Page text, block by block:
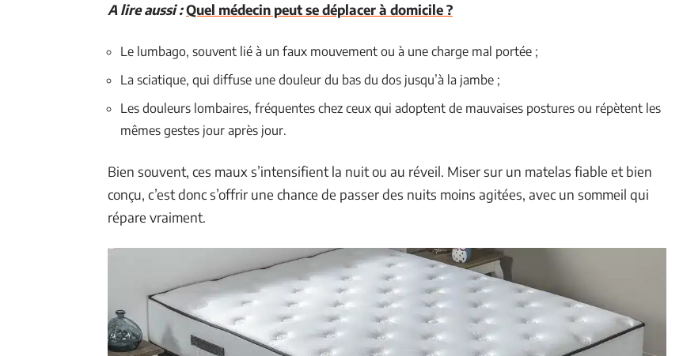
A lire aussi :Quel médecin peut se déplacer à domicile ?
Le lumbago, souvent lié à un faux mouvement ou à une charge mal portée ;
La sciatique, qui diffuse une douleur du bas du dos jusqu’à la jambe ;
Les douleurs lombaires, fréquentes chez ceux qui adoptent de mauvaises postures ou répètent les
mêmes gestes jour après jour.
Bien souvent, ces maux s’intensifient la nuit ou au réveil. Miser sur un matelas fiable et bien
conçu, c’est donc s’offrir une chance de passer des nuits moins agitées, avec un sommeil qui
répare vraiment.